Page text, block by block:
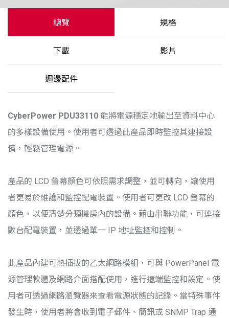
總覽 規格
下載 影片
週邊配件
CyberPower PDU33110 能將電源穩定地輸出至資料中心
的多樣設備使用。使用者可透過此產品即時監控其連接設
備，輕鬆管理電源。
產品的 LCD 螢幕顏色可依照需求調整，並可轉向，讓使用
者更易於維護和監控配電裝置。使用者可更改 LCD 螢幕的
顏色，以便清楚分類機房內的設備。藉由串聯功能，可連接
數台配電裝置，並透過單一 IP 地址監控和控制。
此產品內建可熱插拔的乙太網路模組，可與 PowerPanel 電
源管理軟體及網路介面搭配使用，進行遠端監控和設定。使
用者可透過網路瀏覽器來查看電源狀態的記錄。當特殊事件
發生時，使用者將會收到電子郵件、簡訊或 SNMP Trap 通